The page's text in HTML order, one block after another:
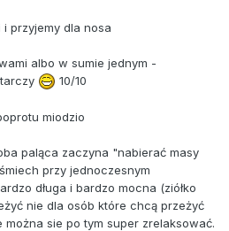
i przyjemy dla nosa
albo w sumie jednym -
10/10
miodzio
paląca zaczyna "nabierać masy
przy jednoczesnym
długa i bardzo mocna (ziółko
nie dla osób które chcą przeżyć
sie po tym super zrelaksować.